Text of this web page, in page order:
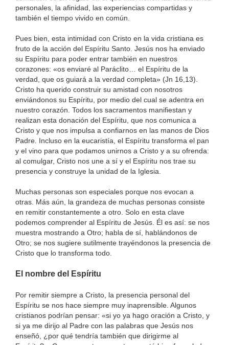
personales, la afinidad, las experiencias compartidas y
también el tiempo vivido en común.
Pues bien, esta intimidad con Cristo en la vida cristiana es
fruto de la acción del Espíritu Santo. Jesús nos ha enviado
su Espíritu para poder entrar también en nuestros
corazones: «os enviaré al Paráclito… el Espíritu de la
verdad, que os guiará a la verdad completa» (Jn 16,13).
Cristo ha querido construir su amistad con nosotros
enviándonos su Espíritu, por medio del cual se adentra en
nuestro corazón. Todos los sacramentos manifiestan y
realizan esta donación del Espíritu, que nos comunica a
Cristo y que nos impulsa a confiarnos en las manos de Dios
Padre. Incluso en la eucaristía, el Espíritu transforma el pan
y el vino para que podamos unirnos a Cristo y a su ofrenda:
al comulgar, Cristo nos une a sí y el Espíritu nos trae su
presencia y construye la unidad de la Iglesia.
Muchas personas son especiales porque nos evocan a
otras. Más aún, la grandeza de muchas personas consiste
en remitir constantemente a otro. Solo en esta clave
podemos comprender al Espíritu de Jesús. Él es así: se nos
muestra mostrando a Otro; habla de sí, hablándonos de
Otro; se nos sugiere sutilmente trayéndonos la presencia de
Cristo que lo transforma todo.
El nombre del Espíritu
Por remitir siempre a Cristo, la presencia personal del
Espíritu se nos hace siempre muy inaprensible. Algunos
cristianos podrían pensar: «si yo ya hago oración a Cristo, y
si ya me dirijo al Padre con las palabras que Jesús nos
enseñó, ¿por qué tendría también que dirigirme al